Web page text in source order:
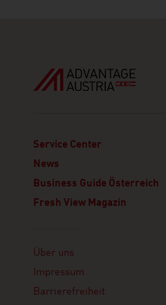
Service Center
News
Business Guide Österreich
Fresh View Magazin
Über uns
Impressum
Barrierefreiheit